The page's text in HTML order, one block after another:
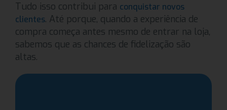
Tudo isso contribui para conquistar novos
clientes. Até porque, quando a experiência de
compra começa antes mesmo de entrar na loja,
sabemos que as chances de fidelização são
altas.